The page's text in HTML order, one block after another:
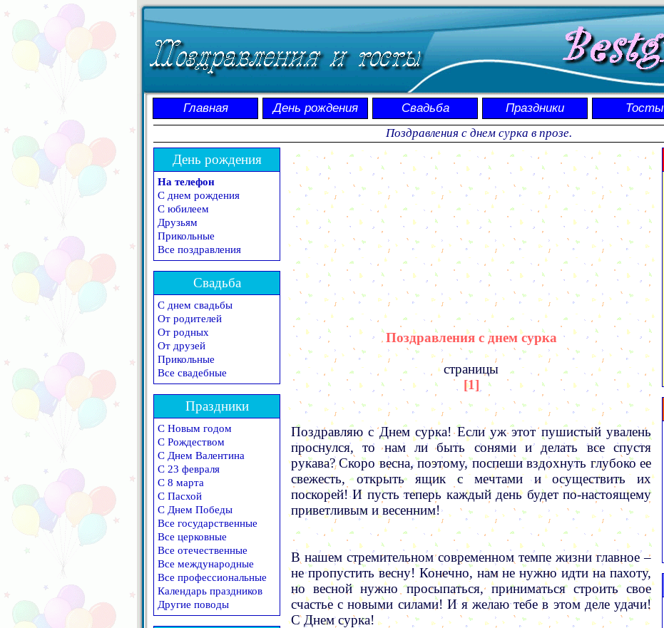
Главная День рождения Свадьба Праздники Тосты
Поздравления с днем сурка в прозе.
Поздравления с днем сурка
страницы
[1]
Поздравляю с Днем сурка! Если уж этот пушистый увалень
проснулся, то нам ли быть сонями и делать все спустя
рукава? Скоро весна, поэтому, поспеши вздохнуть глубоко ее
свежесть, открыть ящик с мечтами и осуществить их
поскорей! И пусть теперь каждый день будет по-настоящему
приветливым и весенним!
В нашем стремительном современном темпе жизни главное –
не пропустить весну! Конечно, нам не нужно идти на пахоту,
но весной нужно просыпаться, приниматься строить свое
счастье с новыми силами! И я желаю тебе в этом деле удачи!
С Днем сурка!
День рождения
На телефон
С днем рождения
С юбилеем
Друзьям
Прикольные
Все поздравления
Свадьба
С днем свадьбы
От родителей
От родных
От друзей
Прикольные
Все свадебные
Праздники
С Новым годом
С Рождеством
С Днем Валентина
С 23 февраля
С 8 марта
С Пасхой
С Днем Победы
Все государственные
Все церковные
Все отечественные
Все международные
Все профессиональные
Календарь праздников
Другие поводы